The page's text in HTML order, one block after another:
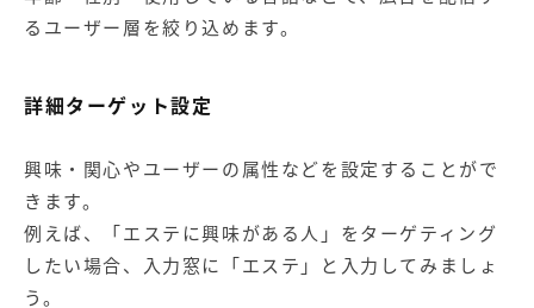
るユーザー層を絞り込めます。
詳細ターゲット設定
興味・関心やユーザーの属性などを設定することがで
きます。
例えば、「エステに興味がある人」をターゲティング
したい場合、入力窓に「エステ」と入力してみましょ
う。